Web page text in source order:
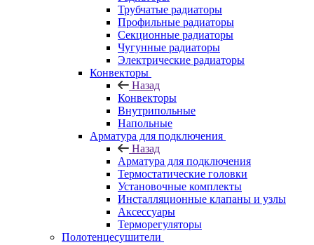
Трубчатые радиаторы
Профильные радиаторы
Секционные радиаторы
Чугунные радиаторы
Электрические радиаторы
Конвекторы
Назад
Конвекторы
Внутрипольные
Напольные
Арматура для подключения
Назад
Арматура для подключения
Термостатические головки
Установочные комплекты
Инсталляционные клапаны и узлы
Аксессуары
Терморегуляторы
Полотенцесушители